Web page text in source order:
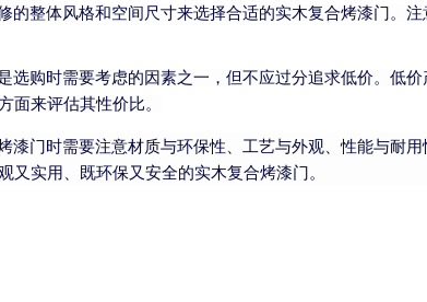
的整体风格和空间尺寸来选择合适的实木复合烤漆门。
选购时需要考虑的因素之一，但不应过分追求低价。低
面来评估其性价比。
漆门时需要注意材质与环保性、工艺与外观、性能与耐
又实用、既环保又安全的实木复合烤漆门。